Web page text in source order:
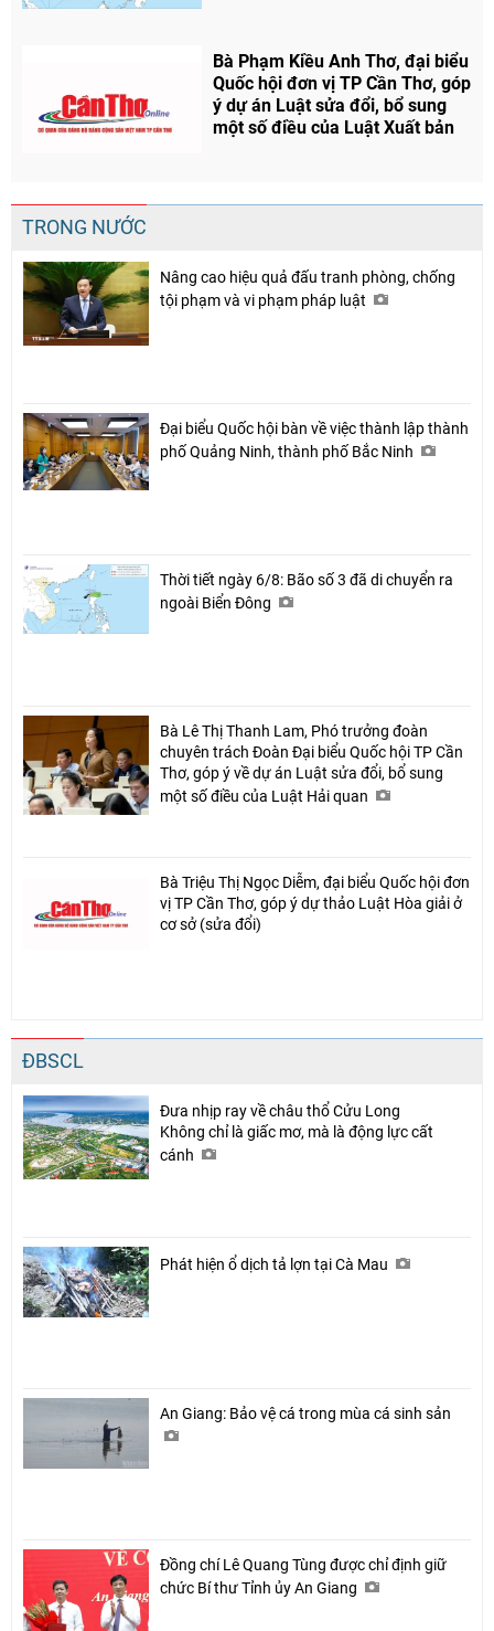
Bà Phạm Kiều Anh Thơ, đại biểu
Quốc hội đơn vị TP Cần Thơ, góp
ý dự án Luật sửa đổi, bổ sung
một số điều của Luật Xuất bản
TRONG NƯỚC
Nâng cao hiệu quả đấu tranh phòng, chống
tội phạm và vi phạm pháp luật
Đại biểu Quốc hội bàn về việc thành lập thành
phố Quảng Ninh, thành phố Bắc Ninh
Thời tiết ngày 6/8: Bão số 3 đã di chuyển ra
ngoài Biển Đông
Bà Lê Thị Thanh Lam, Phó trưởng đoàn
chuyên trách Đoàn Đại biểu Quốc hội TP Cần
Thơ, góp ý về dự án Luật sửa đổi, bổ sung
một số điều của Luật Hải quan
Bà Triệu Thị Ngọc Diễm, đại biểu Quốc hội đơn
vị TP Cần Thơ, góp ý dự thảo Luật Hòa giải ở
cơ sở (sửa đổi)
ĐBSCL
Đưa nhịp ray về châu thổ Cửu Long
Không chỉ là giấc mơ, mà là động lực cất
cánh
Phát hiện ổ dịch tả lợn tại Cà Mau
An Giang: Bảo vệ cá trong mùa cá sinh sản
Đồng chí Lê Quang Tùng được chỉ định giữ
chức Bí thư Tỉnh ủy An Giang